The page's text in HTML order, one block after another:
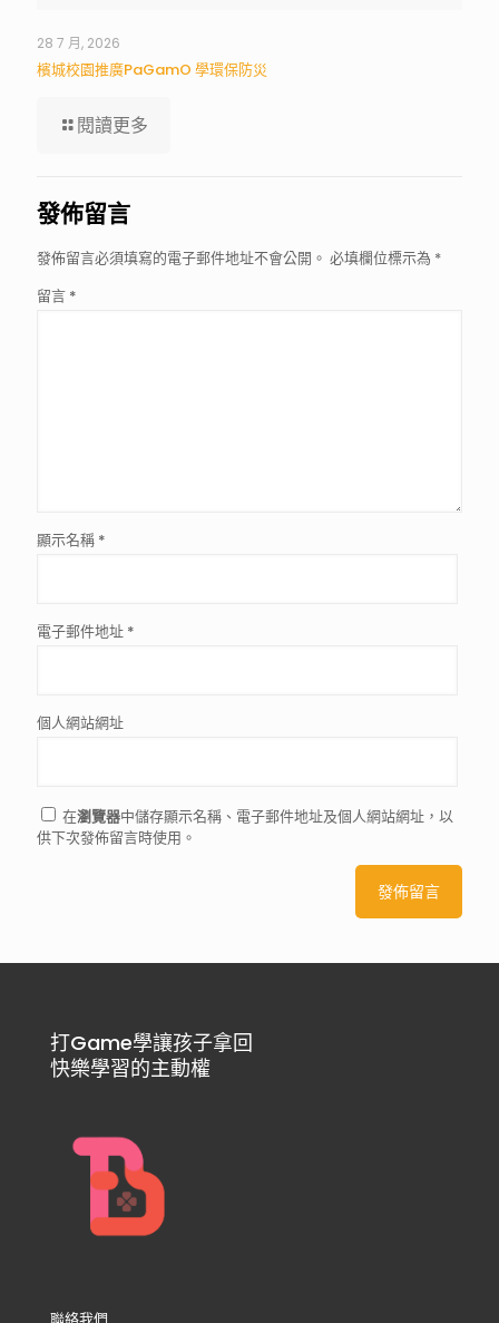
28 7 月, 2026
檳城校園推廣PaGamO 學環保防災
閱讀更多
發佈留言
發佈留言必須填寫的電子郵件地址不會公開。 必填欄位標示為 *
留言 *
顯示名稱 *
電子郵件地址 *
個人網站網址
在瀏覽器中儲存顯示名稱、電子郵件地址及個人網站網址，以
供下次發佈留言時使用。
打Game學讓孩子拿回
快樂學習的主動權